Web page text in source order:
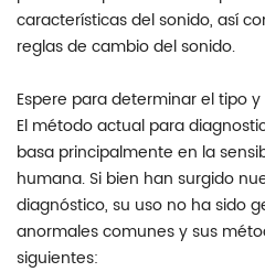
características del sonido, así
reglas de cambio del sonido.
Espere para determinar el tipo
El método actual para
basa principalmente en la
humana. Si bien han surgido
diagnóstico, su uso no ha sido
anormales comunes y sus
siguientes: